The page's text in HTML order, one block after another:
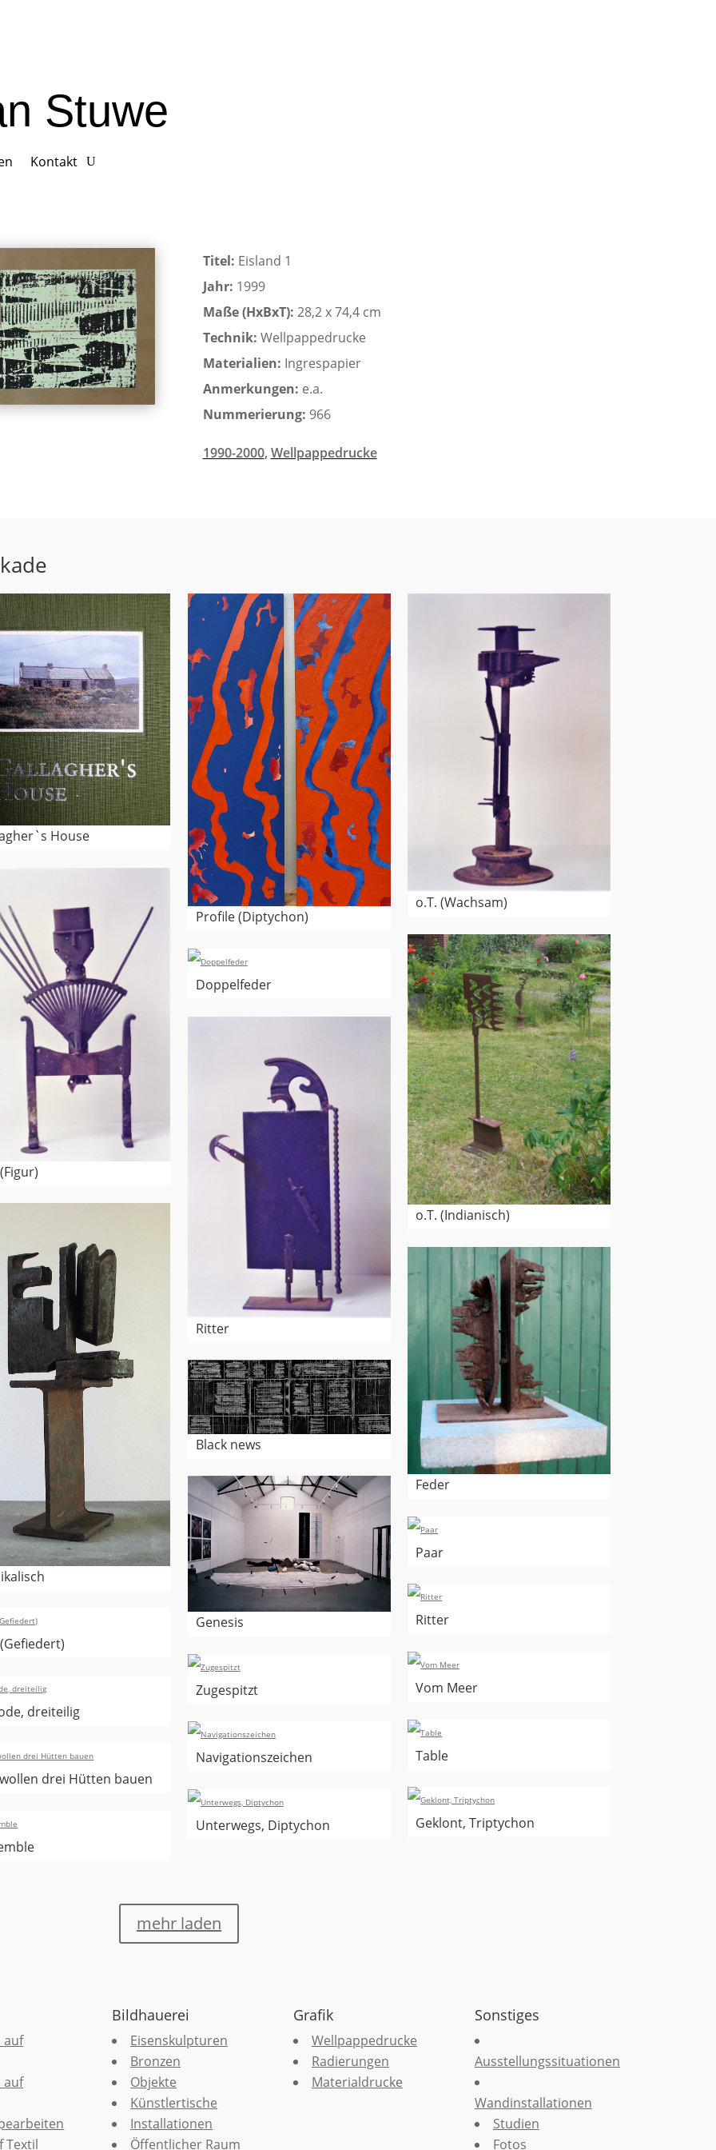
Stuwe
Kontakt
Titel: Eisland 1
Jahr: 1999
Maße (HxBxT): 28,2 x 74,4 cm
Technik: Wellpappedrucke
Materialien: Ingrespapier
Anmerkungen: e.a.
Nummerierung: 966
1990-2000, Wellpappedrucke
House
Profile (Diptychon)
o.T. (Wachsam)
o.T. (Indianisch)
Doppelfeder
Ritter
Feder
Black news
Genesis
Paar
Ritter
Vom Meer
Zugespitzt
dreiteilig
Table
Navigationszeichen
drei Hütten bauen
Geklont, Triptychon
Unterwegs, Diptychon
mehr laden
auf
auf
Textil
Bildhauerei
Eisenskulpturen
Bronzen
Objekte
Künstlertische
Installationen
Öffentlicher Raum
Grafik
Wellpappedrucke
Radierungen
Materialdrucke
Sonstiges
Ausstellungssituationen
Wandinstallationen
Studien
Fotos